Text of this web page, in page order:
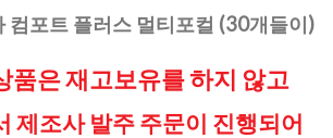
컴포트 플러스 멀티포컬 (30개들이)
품은 재고보유를 하지 않고
제조사 발주 주문이 진행되어